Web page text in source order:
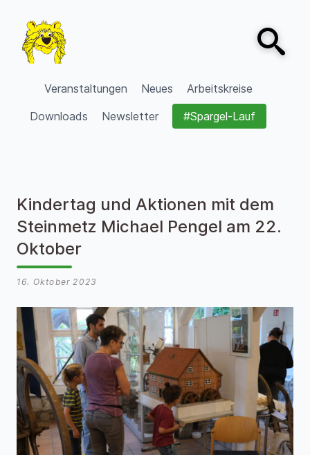
VVV Burgdorf
Veranstaltungen Neues
Arbeitskreise
Downloads
Newsletter #Spargel-Lauf
Open
Kindertag und Aktionen mit dem
Steinmetz Michael Pengel am 22.
Oktober
16. Oktober 2023